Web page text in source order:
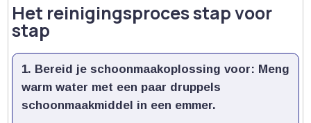
Het reinigingsproces stap voor
stap
Bereid je schoonmaakoplossing voor: Meng
warm water met een paar druppels
schoonmaakmiddel in een emmer.​